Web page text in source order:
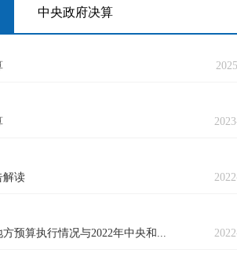
中央政府决算
解读
预算执行情况与2022年中央和...